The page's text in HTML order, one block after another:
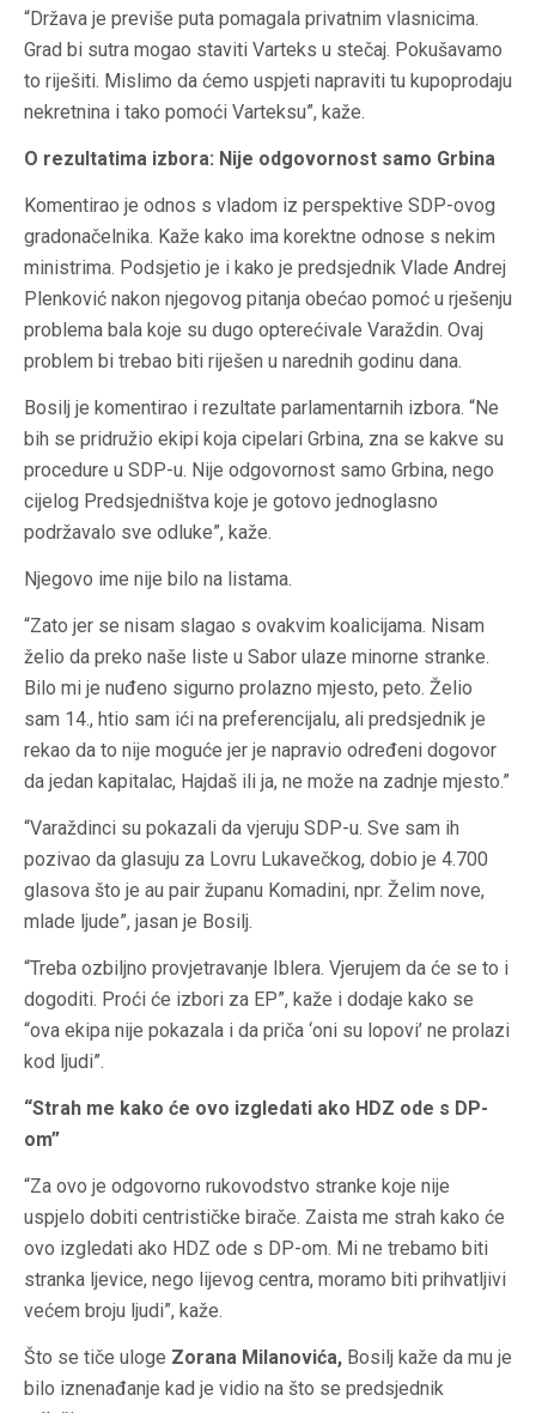
“Država je previše puta pomagala privatnim vlasnicima.
Grad bi sutra mogao staviti Varteks u stečaj. Pokušavamo
to riješiti. Mislimo da ćemo uspjeti napraviti tu kupoprodaju
nekretnina i tako pomoći Varteksu”, kaže.
O rezultatima izbora: Nije odgovornost samo Grbina
Komentirao je odnos s vladom iz perspektive SDP-ovog
gradonačelnika. Kaže kako ima korektne odnose s nekim
ministrima. Podsjetio je i kako je predsjednik Vlade Andrej
Plenković nakon njegovog pitanja obećao pomoć u rješenju
problema bala koje su dugo opterećivale Varaždin. Ovaj
problem bi trebao biti riješen u narednih godinu dana.
Bosilj je komentirao i rezultate parlamentarnih izbora. “Ne
bih se pridružio ekipi koja cipelari Grbina, zna se kakve su
procedure u SDP-u. Nije odgovornost samo Grbina, nego
cijelog Predsjedništva koje je gotovo jednoglasno
podržavalo sve odluke”, kaže.
Njegovo ime nije bilo na listama.
“Zato jer se nisam slagao s ovakvim koalicijama. Nisam
želio da preko naše liste u Sabor ulaze minorne stranke.
Bilo mi je nuđeno sigurno prolazno mjesto, peto. Želio
sam 14., htio sam ići na preferencijalu, ali predsjednik je
rekao da to nije moguće jer je napravio određeni dogovor
da jedan kapitalac, Hajdaš ili ja, ne može na zadnje mjesto.”
“Varaždinci su pokazali da vjeruju SDP-u. Sve sam ih
pozivao da glasuju za Lovru Lukavečkog, dobio je 4.700
glasova što je au pair županu Komadini, npr. Želim nove,
mlade ljude”, jasan je Bosilj.
“Treba ozbiljno provjetravanje Iblera. Vjerujem da će se to i
dogoditi. Proći će izbori za EP”, kaže i dodaje kako se
“ova ekipa nije pokazala i da priča ‘oni su lopovi’ ne prolazi
kod ljudi”.
“Strah me kako će ovo izgledati ako HDZ ode s DP-
om”
“Za ovo je odgovorno rukovodstvo stranke koje nije
uspjelo dobiti centrističke birače. Zaista me strah kako će
ovo izgledati ako HDZ ode s DP-om. Mi ne trebamo biti
stranka ljevice, nego lijevog centra, moramo biti prihvatljivi
većem broju ljudi”, kaže.
Što se tiče uloge Zorana Milanovića, Bosilj kaže da mu je
bilo iznenađanje kad je vidio na što se predsjednik